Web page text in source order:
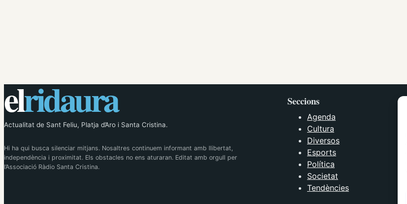
elridaura
Actualitat de Sant Feliu, Platja d’Aro i Santa Cristina.
Hi ha qui busca silenciar mitjans. Nosaltres continuem informant amb llibertat,
independència i proximitat. Els obstacles no ens aturaran. Editat amb orgull per
l’Associació Ràdio Santa Cristina.
Seccions
Agenda
Cultura
Diversos
Esports
Política
Societat
Tendències